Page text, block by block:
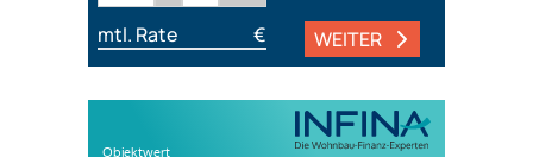
mtl. Rate € WEITER